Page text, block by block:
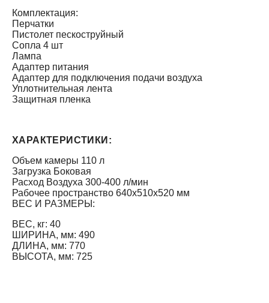
Комплектация:
Перчатки
Пистолет пескоструйный
Сопла 4 шт
Лампа
Адаптер питания
Адаптер для подключения подачи воздуха
Уплотнительная лента
Защитная пленка
ХАРАКТЕРИСТИКИ:
Объем камеры 110 л
Загрузка Боковая
Расход Воздуха 300-400 л/мин
Рабочее пространство 640х510х520 мм
ВЕС И РАЗМЕРЫ:
ВЕС, кг: 40
ШИРИНА, мм: 490
ДЛИНА, мм: 770
ВЫСОТА, мм: 725